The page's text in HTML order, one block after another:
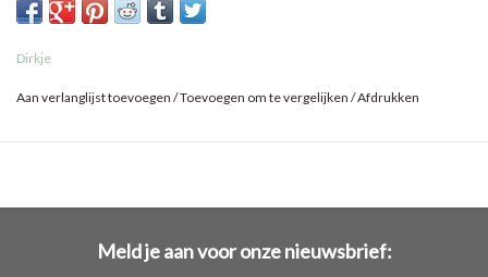
Dirkje
Aan verlanglijst toevoegen /Toevoegen om te vergelijken /Afdrukken
Meld je aan voor onze nieuwsbrief: